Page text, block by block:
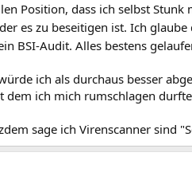
Position, dass ich selbst Stunk
es zu beseitigen ist. Ich
BSI-Audit. Alles bestens
ich als durchaus besser
dem ich mich rumschlagen
sage ich Virenscanner sind